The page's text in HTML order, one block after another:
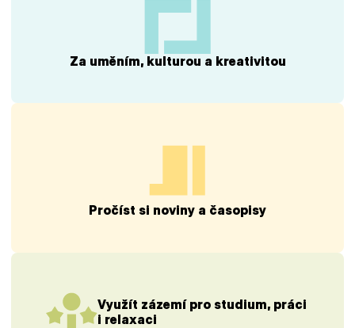
Za uměním, kulturou a kreativitou
Pročíst si noviny a časopisy
Využít zázemí pro studium, práci
i relaxaci